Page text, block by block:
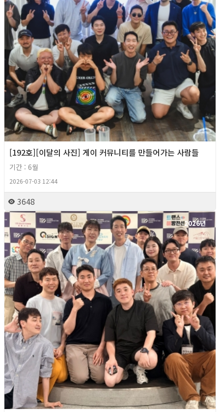
[192호][이달의 사진] 게이 커뮤니티를 만들어가는 사람들
기간 : 6월
2026-07-03 12:44
3648
2026년